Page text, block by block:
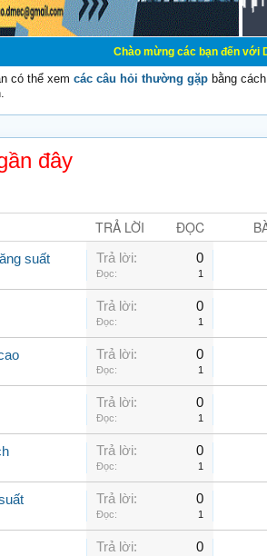
Chào mừng các bạn đến với Diễn đàn
có thể xem các câu hỏi thường gặp bằng
đây
TRẢ LỜI ĐỌC
suất Trả lời: 0
Đọc: 1
Trả lời: 0
Đọc: 1
Trả lời: 0
Đọc: 1
Trả lời: 0
Đọc: 1
Trả lời: 0
Đọc: 1
Trả lời: 0
Đọc: 1
Trả lời: 0